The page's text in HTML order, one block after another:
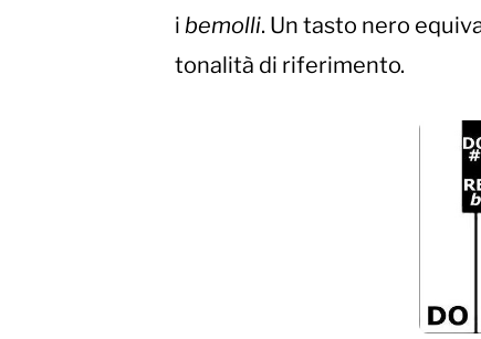
i bemolli. Un tasto nero
tonalità di riferimento.